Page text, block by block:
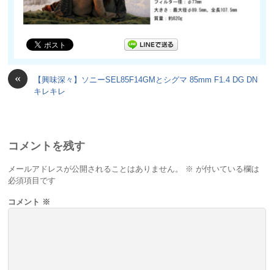
«
【興味深々】ソニーSEL85F14GMとシグマ 85mm F1.4 DG DN
キレキレ
コメントを残す
メールアドレスが公開されることはありません。 ※ が付いている欄は
必須項目です
コメント ※